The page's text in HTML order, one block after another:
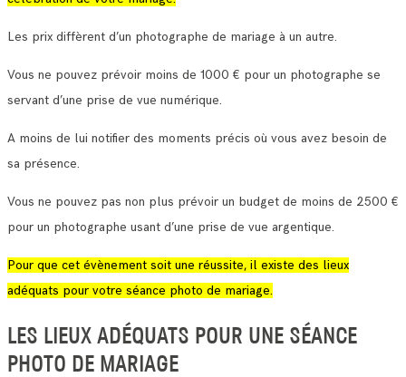
Les prix diffèrent d’un photographe de mariage à un autre.
Vous ne pouvez prévoir moins de 1000 € pour un photographe se
servant d’une prise de vue numérique.
A moins de lui notifier des moments précis où vous avez besoin de
sa présence.
Vous ne pouvez pas non plus prévoir un budget de moins de 2500 €
pour un photographe usant d’une prise de vue argentique.
Pour que cet évènement soit une réussite, il existe des lieux
adéquats pour votre séance photo de mariage.
LES LIEUX ADÉQUATS POUR UNE SÉANCE
PHOTO DE MARIAGE